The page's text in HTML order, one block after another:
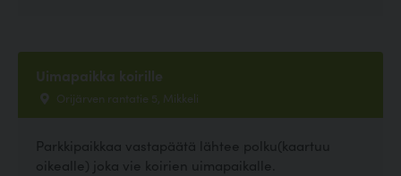
Uimapaikka koirille
Orijärven rantatie 5, Mikkeli
Parkkipaikkaa vastapäätä lähtee polku(kaartuu
oikealle) joka vie koirien uimapaikalle.